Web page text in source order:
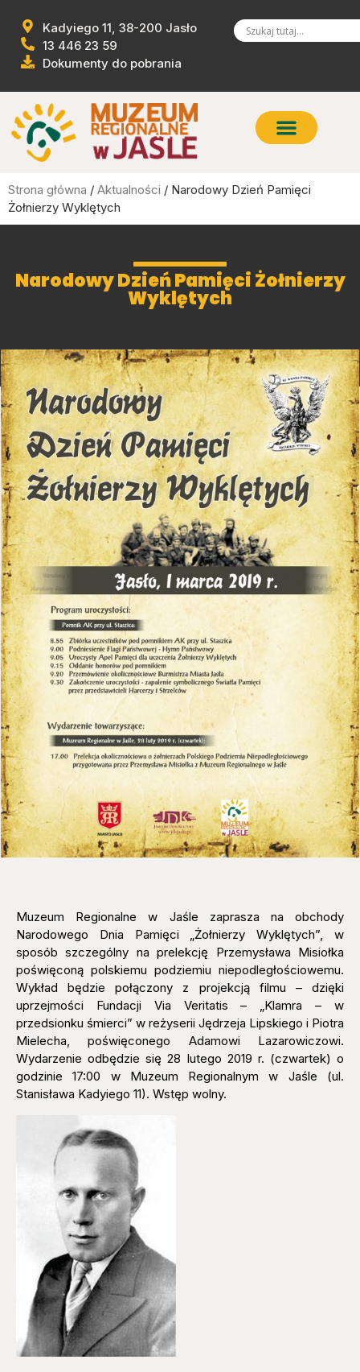
Kadyiego 11, 38-200 Jasło
13 446 23 59
Dokumenty do pobrania
Strona główna / Aktualności / Narodowy Dzień Pamięci
Żołnierzy Wyklętych
Narodowy Dzień Pamięci Żołnierzy
Wyklętych
Muzeum Regionalne w Jaśle zaprasza na obchody
Narodowego Dnia Pamięci „Żołnierzy Wyklętych”, w
sposób szczególny na prelekcję Przemysława Misiołka
poświęconą polskiemu podziemiu niepodległościowemu.
Wykład będzie połączony z projekcją filmu – dzięki
uprzejmości Fundacji Via Veritatis – „Klamra – w
przedsionku śmierci” w reżyserii Jędrzeja Lipskiego i Piotra
Mielecha, poświęconego Adamowi Lazarowiczowi.
Wydarzenie odbędzie się 28 lutego 2019 r. (czwartek) o
godzinie 17:00 w Muzeum Regionalnym w Jaśle (ul.
Stanisława Kadyiego 11). Wstęp wolny.